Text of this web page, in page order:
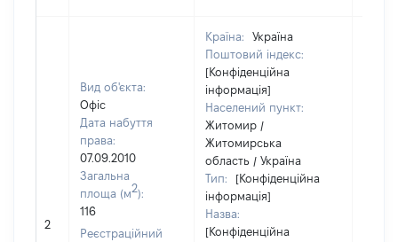
2
Вид об'єкта:
Офіс
Дата набуття
права:
07.09.2010
Загальна
площа (м2):
116
Реєстраційний
Країна:
Україна
Поштовий індекс:
[Конфіденційна
інформація]
Населений пункт:
Житомир /
Житомирська
область / Україна
Тип:
[Конфіденційна
інформація]
Назва:
[Конфіденційна